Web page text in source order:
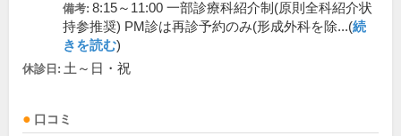
備考: 8:15～11:00 一部診療科紹介制(原則全科紹介状
持参推奨) PM診は再診予約のみ(形成外科を除...(続
きを読む)
休診日: 土～日・祝
口コミ